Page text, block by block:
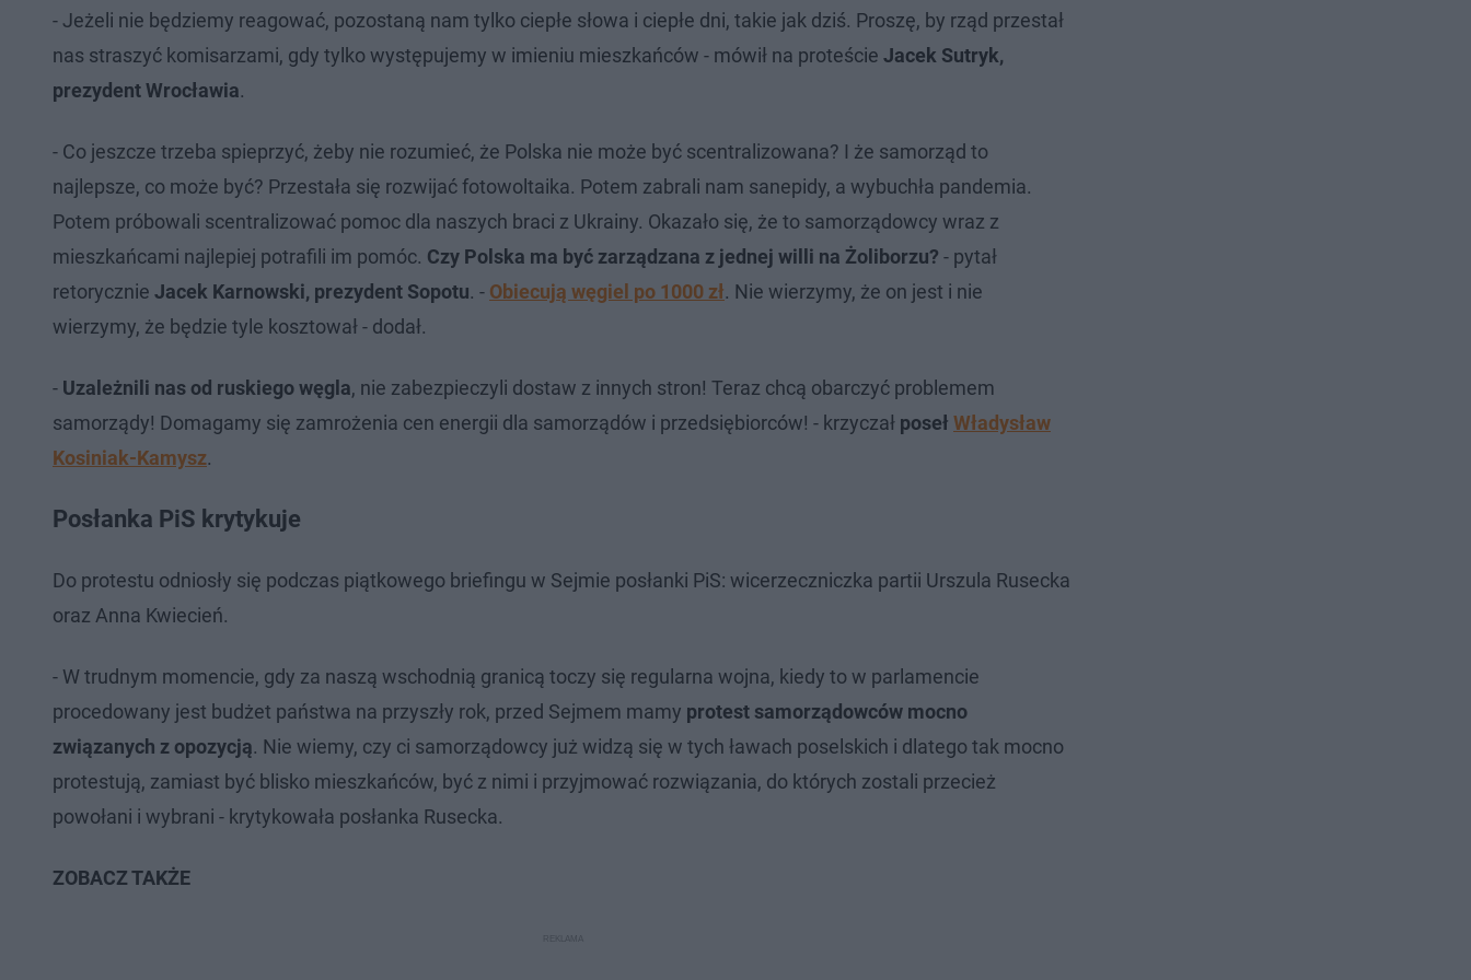
- Jeżeli nie będziemy reagować, pozostaną nam tylko ciepłe słowa i ciepłe dni, takie jak dziś. Proszę, by rząd przestał
nas straszyć komisarzami, gdy tylko występujemy w imieniu mieszkańców - mówił na proteście Jacek Sutryk,
prezydent Wrocławia.
- Co jeszcze trzeba spieprzyć, żeby nie rozumieć, że Polska nie może być scentralizowana? I że samorząd to
najlepsze, co może być? Przestała się rozwijać fotowoltaika. Potem zabrali nam sanepidy, a wybuchła pandemia.
Potem próbowali scentralizować pomoc dla naszych braci z Ukrainy. Okazało się, że to samorządowcy wraz z
mieszkańcami najlepiej potrafili im pomóc. Czy Polska ma być zarządzana z jednej willi na Żoliborzu? - pytał
retorycznie Jacek Karnowski, prezydent Sopotu. - Obiecują węgiel po 1000 zł. Nie wierzymy, że on jest i nie
wierzymy, że będzie tyle kosztował - dodał.
- Uzależnili nas od ruskiego węgla, nie zabezpieczyli dostaw z innych stron! Teraz chcą obarczyć problemem
samorządy! Domagamy się zamrożenia cen energii dla samorządów i przedsiębiorców! - krzyczał poseł Władysław
Kosiniak-Kamysz.
Posłanka PiS krytykuje
Do protestu odniosły się podczas piątkowego briefingu w Sejmie posłanki PiS: wicerzeczniczka partii Urszula Rusecka
oraz Anna Kwiecień.
- W trudnym momencie, gdy za naszą wschodnią granicą toczy się regularna wojna, kiedy to w parlamencie
procedowany jest budżet państwa na przyszły rok, przed Sejmem mamy protest samorządowców mocno
związanych z opozycją. Nie wiemy, czy ci samorządowcy już widzą się w tych ławach poselskich i dlatego tak mocno
protestują, zamiast być blisko mieszkańców, być z nimi i przyjmować rozwiązania, do których zostali przecież
powołani i wybrani - krytykowała posłanka Rusecka.
ZOBACZ TAKŻE